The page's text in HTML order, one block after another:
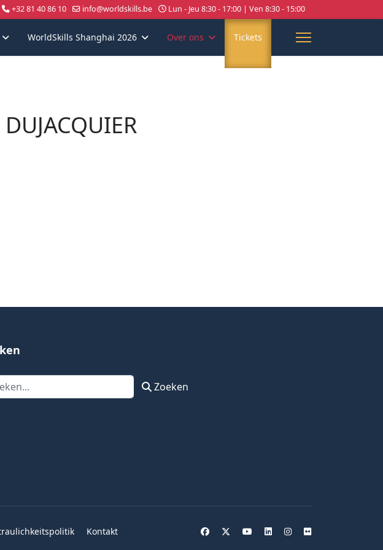
+32 81 40 86 10 info@worldskills.be Lun - Jeu 8:30 - 17:00 | Ven 8:30 - 15:00
WorldSkills Shanghai 2026 Over ons Tickets
Zoeken
Kontakt